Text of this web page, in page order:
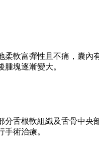
軟富彈性且不痛，囊
塊逐漸變大。
舌根軟組織及舌骨中央
術治療。